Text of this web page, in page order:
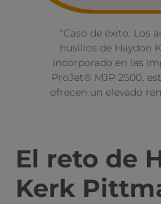
“Caso de éxito: Los
husillos de Haydon
incorporado en las
ProJet® MJP 2500,
ofrecen un elevado
El reto de
Kerk